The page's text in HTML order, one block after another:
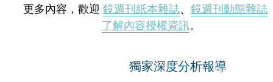
更多內容，歡迎 鏡週刊紙本雜誌、 鏡週刊動態雜誌
了解內容授權資訊。
獨家深度分析報導